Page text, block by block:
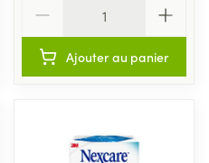
Ajouter au panier